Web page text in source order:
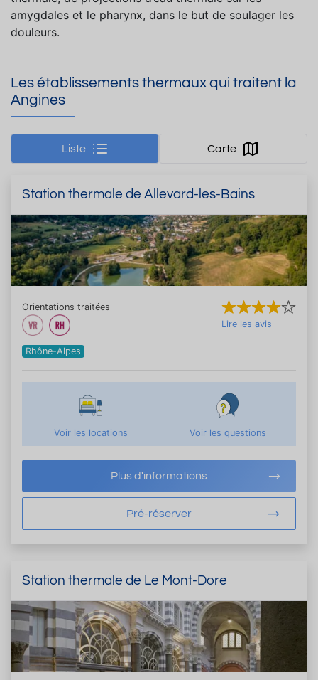
amygdales et le pharynx, dans le but de soulager les
douleurs.
Les établissements thermaux qui traitent la
Angines
Liste Carte
Station thermale de Allevard-les-Bains
Orientations traitées
Rhône-Alpes
Lire les avis
Voir les locations Voir les questions
Plus d'informations
Pré-réserver
Station thermale de Le Mont-Dore